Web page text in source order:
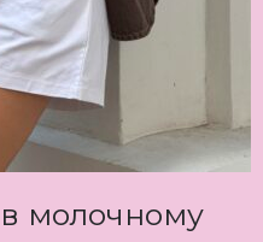
молочному